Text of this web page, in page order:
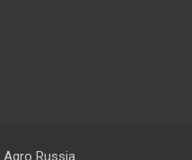
Agro Russia.